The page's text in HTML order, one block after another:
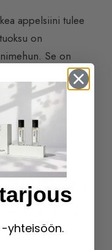
appelsiini tulee
on
Se on
tuotannosta tulee
on piristäjä, joka
käytetään
appelsiini
moniulotteisempi
jota
-yhteisöön.